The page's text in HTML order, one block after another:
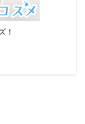
！